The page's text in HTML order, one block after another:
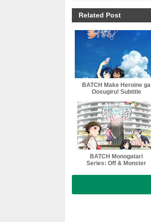
Related Post
BATCH Make Heroine ga
Oosugiru! Subtitle
BATCH Monogatari
Series: Off & Monster